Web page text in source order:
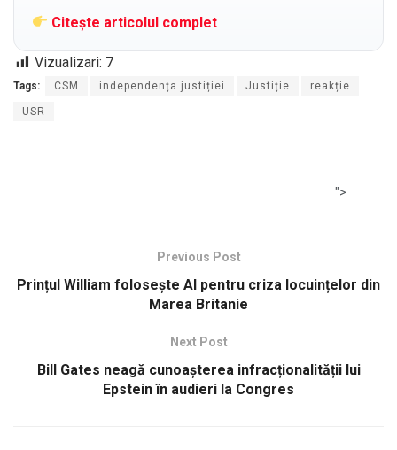
Citește articolul complet
Vizualizari: 7
Tags: CSM independența justiției Justiție reakție
USR
">
Previous Post
Prințul William folosește AI pentru criza locuințelor din
Marea Britanie
Next Post
Bill Gates neagă cunoașterea infracționalității lui
Epstein în audieri la Congres